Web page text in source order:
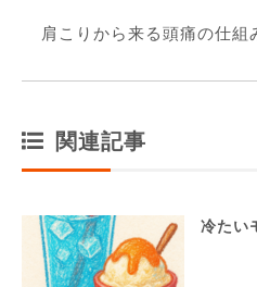
肩こりから来る頭痛の仕組
関連記事
冷たい